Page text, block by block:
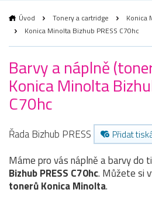
Úvod Tonery a cartridge Konica
Konica Minolta Bizhub PRESS C70hc
Barvy a náplně
Konica Minolta
C70hc
Řada Bizhub PRESS Přidat
Máme pro vás náplně a barvy do
Bizhub PRESS C70hc. Můžete si
tonerůKonica Minolta.